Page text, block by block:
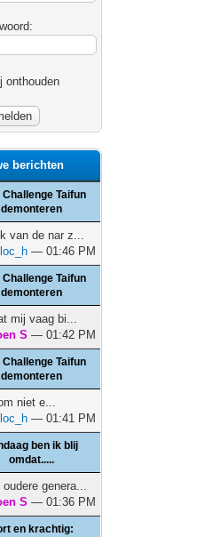
onthouden
berichten
Taifun
demonteren
van de nar z...
— 01:46 PM
Taifun
demonteren
mij vaag bi...
S — 01:42 PM
Taifun
demonteren
niet e...
— 01:41 PM
ben ik blij
omdat.....
oudere genera...
S — 01:36 PM
en krachtig: